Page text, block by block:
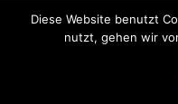
Diese Website benutzt
nutzt, gehen wir